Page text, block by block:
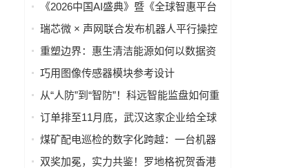
《2026中国AI盛典》暨《全球智惠平台
·AI语料场景合作清单》在上海启动
瑞芯微 × 声网联合发布机器人平行操控
一体化解决方案
重塑边界：惠生清洁能源如何以数据资
产重构海外工程交付
巧用图像传感器模块参考设计
（PRISM），简化成像设备从设计到制
从“人防”到“智防”！科远智能监盘如何重
塑火电运行新范式
订单排至11月底，武汉这家企业给全球
40多国电力设备做“CT”
煤矿配电巡检的数字化跨越：一台机器
人如何改变“抄表”这件小事
双奖加冕，实力共鉴！罗地格祝贺香港